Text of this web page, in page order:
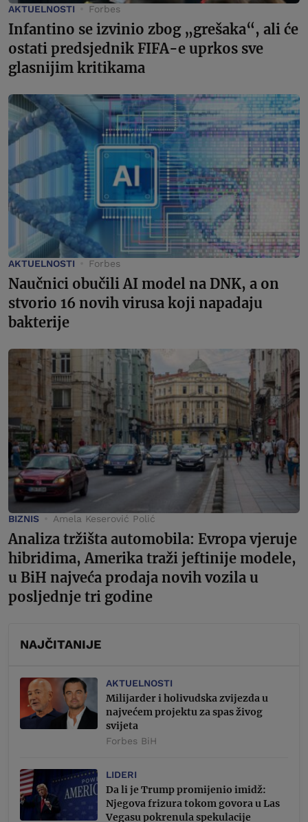
AKTUELNOSTI Forbes
Infantino se izvinio zbog „grešaka“, ali će
ostati predsjednik FIFA-e uprkos sve
glasnijim kritikama
AKTUELNOSTI Forbes
Naučnici obučili AI model na DNK, a on
stvorio 16 novih virusa koji napadaju
bakterije
BIZNIS Amela Keserović Polić
Analiza tržišta automobila: Evropa vjeruje
hibridima, Amerika traži jeftinije modele,
u BiH najveća prodaja novih vozila u
posljednje tri godine
NAJČITANIJE
AKTUELNOSTI
Milijarder i holivudska zvijezda u
najvećem projektu za spas živog
svijeta
Forbes BiH
LIDERI
Da li je Trump promijenio imidž:
Njegova frizura tokom govora u Las
Vegasu pokrenula spekulacije